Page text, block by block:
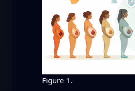
Figure 1.